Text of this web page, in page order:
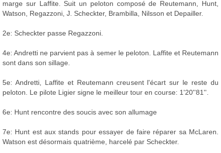
marge sur Laffite. Suit un peloton composé de Reutemann, Hunt,
Watson, Regazzoni, J. Scheckter, Brambilla, Nilsson et Depailler.
2e: Scheckter passe Regazzoni.
4e: Andretti ne parvient pas à semer le peloton. Laffite et Reutemann
sont dans son sillage.
5e: Andretti, Laffite et Reutemann creusent l'écart sur le reste du
peloton. Le pilote Ligier signe le meilleur tour en course: 1'20''81''.
6e: Hunt rencontre des soucis avec son allumage
7e: Hunt est aux stands pour essayer de faire réparer sa McLaren.
Watson est désormais quatrième, harcelé par Scheckter.